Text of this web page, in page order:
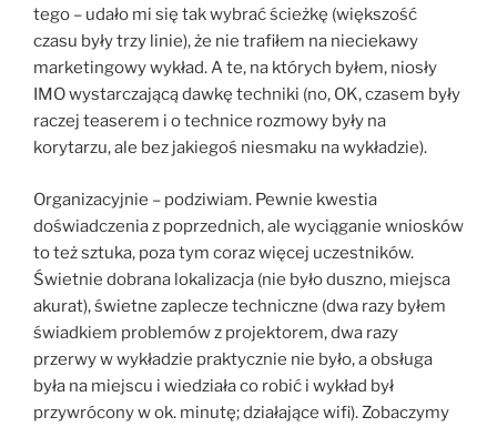
tego – udało mi się tak wybrać ścieżkę (większość
czasu były trzy linie), że nie trafiłem na nieciekawy
marketingowy wykład. A te, na których byłem, niosły
IMO wystarczającą dawkę techniki (no, OK, czasem były
raczej teaserem i o technice rozmowy były na
korytarzu, ale bez jakiegoś niesmaku na wykładzie).
Organizacyjnie – podziwiam. Pewnie kwestia
doświadczenia z poprzednich, ale wyciąganie wniosków
to też sztuka, poza tym coraz więcej uczestników.
Świetnie dobrana lokalizacja (nie było duszno, miejsca
akurat), świetne zaplecze techniczne (dwa razy byłem
świadkiem problemów z projektorem, dwa razy
przerwy w wykładzie praktycznie nie było, a obsługa
była na miejscu i wiedziała co robić i wykład był
przywrócony w ok. minutę; działające wifi). Zobaczymy